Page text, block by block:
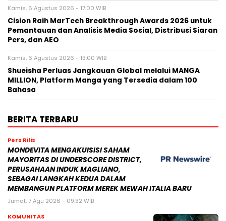
Kamis, 6 Agustus 2026 - 17:00 WIB
Cision Raih MarTech Breakthrough Awards 2026 untuk
Pemantauan dan Analisis Media Sosial, Distribusi Siaran
Pers, dan AEO
Kamis, 6 Agustus 2026 - 13:00 WIB
Shueisha Perluas Jangkauan Global melalui MANGA
MILLION, Platform Manga yang Tersedia dalam 100
Bahasa
BERITA TERBARU
Pers Rilis
MONDEVITA MENGAKUISISI SAHAM
MAYORITAS DI UNDERSCORE DISTRICT,
PERUSAHAAN INDUK MAGLIANO,
SEBAGAI LANGKAH KEDUA DALAM
MEMBANGUN PLATFORM MEREK MEWAH ITALIA BARU
Jumat, 7 Agu 2026 - 09:32 WIB
KOMUNITAS